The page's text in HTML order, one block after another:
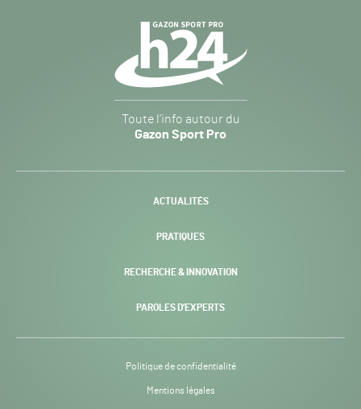
Sport
Pro
-
Toute l’info autour du
Gazon Sport Pro
ACTUALITÉS
PRATIQUES
RECHERCHE & INNOVATION
PAROLES D’EXPERTS
Politique de confidentialité
Mentions légales